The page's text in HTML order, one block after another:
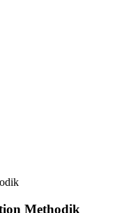
Methodik